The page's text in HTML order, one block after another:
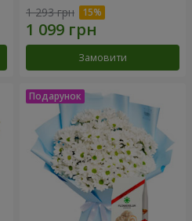
1 293 грн
Замовити